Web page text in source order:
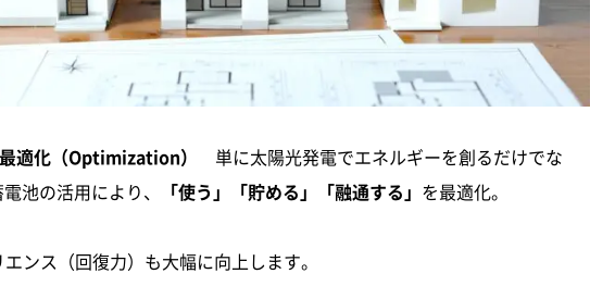
適化（Optimization） 単に太陽光発電でエネルギーを創るだけでな
池の活用により、
「使う」「貯める」「融通する」 を最適化。
ンス（回復力）も大幅に向上します。